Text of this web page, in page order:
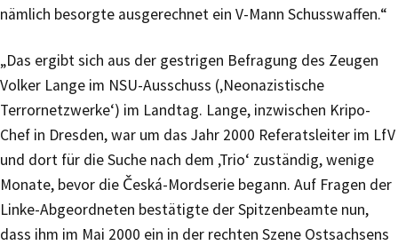
nämlich besorgte ausgerechnet ein V-Mann Schusswaffen.“
„Das ergibt sich aus der gestrigen Befragung des Zeugen
Volker Lange im NSU-Ausschuss (‚Neonazistische
Terrornetzwerke‘) im Landtag. Lange, inzwischen Kripo-
Chef in Dresden, war um das Jahr 2000 Referatsleiter im LfV
und dort für die Suche nach dem ‚Trio‘ zuständig, wenige
Monate, bevor die Česká-Mordserie begann. Auf Fragen der
Linke-Abgeordneten bestätigte der Spitzenbeamte nun,
dass ihm im Mai 2000 ein in der rechten Szene Ostsachsens